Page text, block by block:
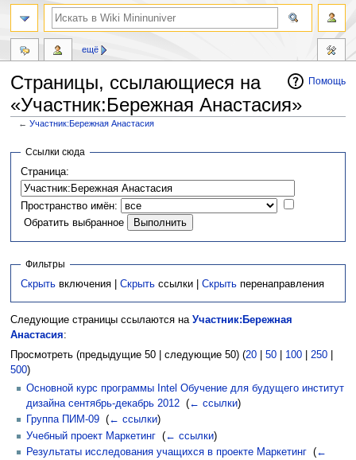
Помощь
Страницы, ссылающиеся на
«Участник:Бережная Анастасия»
←Участник:Бережная Анастасия
Перейти
навигации
Перейти
поиску
Ссылки сюда
Страница:
Пространство имён:
Обратить выбранное
Фильтры
Скрыть включения |Скрыть ссылки |Скрыть перенаправления
Следующие страницы ссылаются на Участник:Бережная
Анастасия:
Просмотреть (предыдущие 50 | следующие 50) (20| 50| 100| 250|
500)
Основной курс программы Intel Обучение для будущего институт
дизайна сентябрь-декабрь 2012 (← ссылки)
Группа ПИМ-09 (← ссылки)
Учебный проект Маркетинг (← ссылки)
Результаты исследования учащихся в проекте Маркетинг (←
ещё